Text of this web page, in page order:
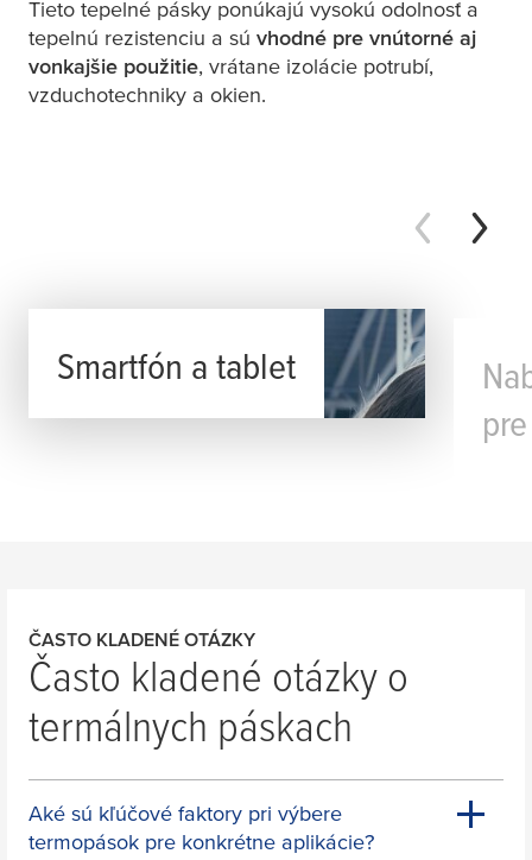
Tieto tepelné pásky ponúkajú vysokú odolnosť a
tepelnú rezistenciu a sú vhodné pre vnútorné aj
vonkajšie použitie, vrátane izolácie potrubí,
vzduchotechniky a okien.
Smartfón a tablet
ČASTO KLADENÉ OTÁZKY
Často kladené otázky o
termálnych páskach
Aké sú kľúčové faktory pri výbere
termopások pre konkrétne aplikácie?